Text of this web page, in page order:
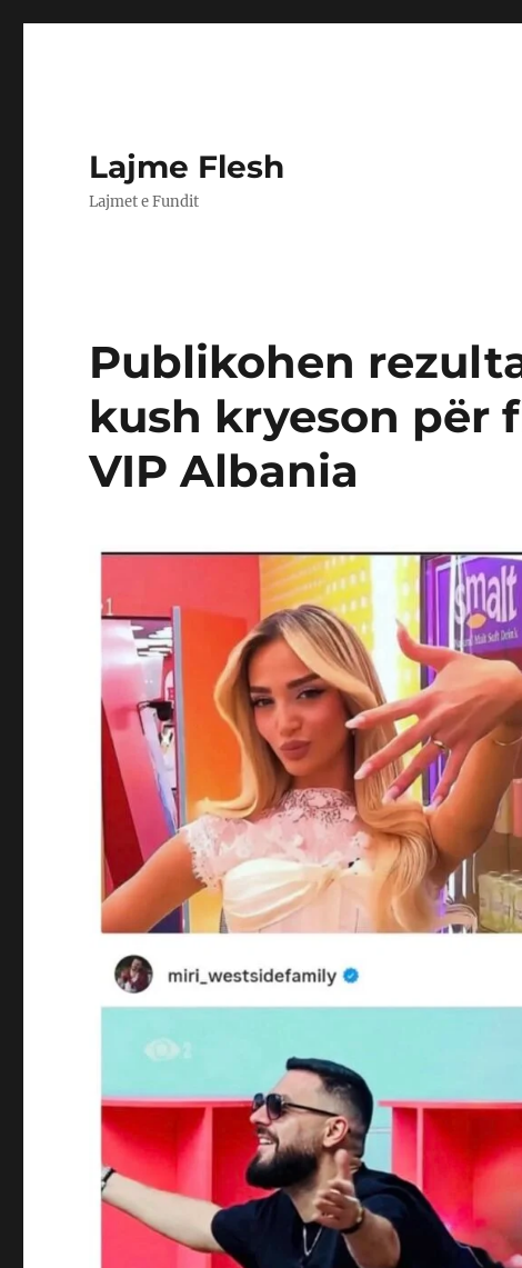
Lajme Flesh
Lajmet e Fundit
Publikohen
kush kryeson për
VIP Albania